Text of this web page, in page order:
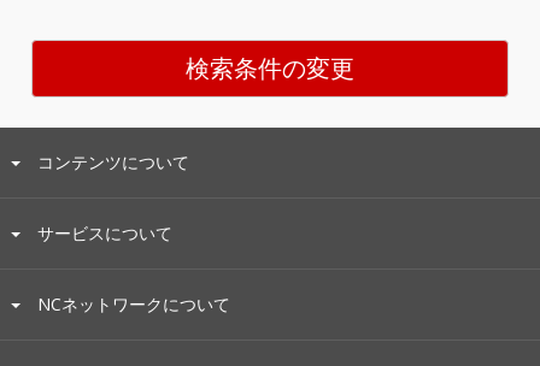
検索条件の変更
コンテンツについて
サービスについて
NCネットワークについて